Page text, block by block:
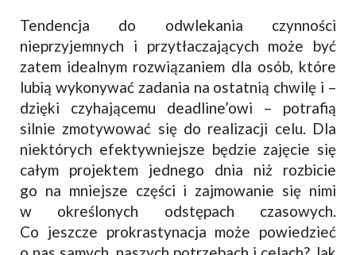
Tendencja do odwlekania czynności
nieprzyjemnych i przytłaczających może być
zatem idealnym rozwiązaniem dla osób, które
lubią wykonywać zadania na ostatnią chwilę i –
dzięki czyhającemu deadline’owi – potrafią
silnie zmotywować się do realizacji celu. Dla
niektórych efektywniejsze będzie zajęcie się
całym projektem jednego dnia niż rozbicie
go na mniejsze części i zajmowanie się nimi
w określonych odstępach czasowych.
Co jeszcze prokrastynacja może powiedzieć